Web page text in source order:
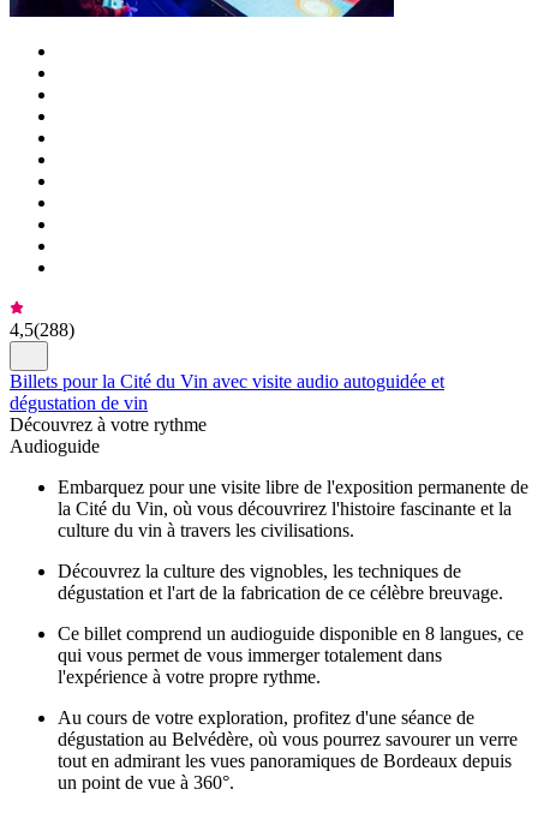
4,5(288)
Billets pour la Cité du Vin avec visite audio autoguidée et
dégustation de vin
Découvrez à votre rythme
Audioguide
Embarquez pour une visite libre de l'exposition permanente de
la Cité du Vin, où vous découvrirez l'histoire fascinante et la
culture du vin à travers les civilisations.
Découvrez la culture des vignobles, les techniques de
dégustation et l'art de la fabrication de ce célèbre breuvage.
Ce billet comprend un audioguide disponible en 8 langues, ce
qui vous permet de vous immerger totalement dans
l'expérience à votre propre rythme.
Au cours de votre exploration, profitez d'une séance de
dégustation au Belvédère, où vous pourrez savourer un verre
tout en admirant les vues panoramiques de Bordeaux depuis
un point de vue à 360°.